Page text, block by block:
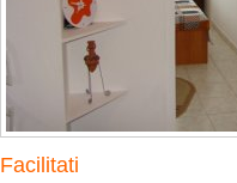
Facilitati